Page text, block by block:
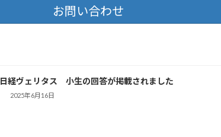
お問い合わせ
日経ヴェリタス 小生の回答が掲載されました
2025年6月16日